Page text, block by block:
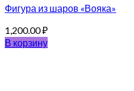
Фигура из шаров «Вояка»
1,200.00₽
В корзину